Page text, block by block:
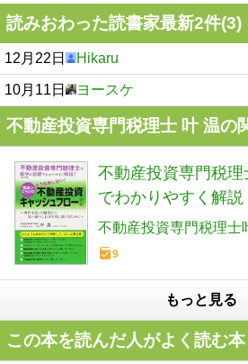
読みおわった読書家最新2件(3)
12月22日 Hikaru
10月11日 ヨースケ
不動産投資専門税理士 叶 温の
不動産投資専門税
でわかりやすく解
い！間違いだらけの
シュフロー戦略」:
不動産投資専門税理士
9
もっと見る
この本を読んだ人がよく読む本